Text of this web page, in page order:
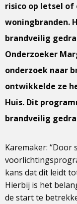
risico op letsel
woningbranden.
brandveilig
Onderzoeker
onderzoek naar
ontwikkelde ze
Huis. Dit
brandveilig
Karemaker: “Door
kans dat dit leidt
Hierbij is het
de start te